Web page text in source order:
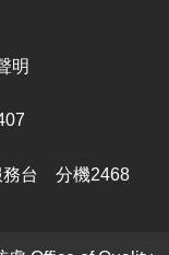
明
務台 分機2468